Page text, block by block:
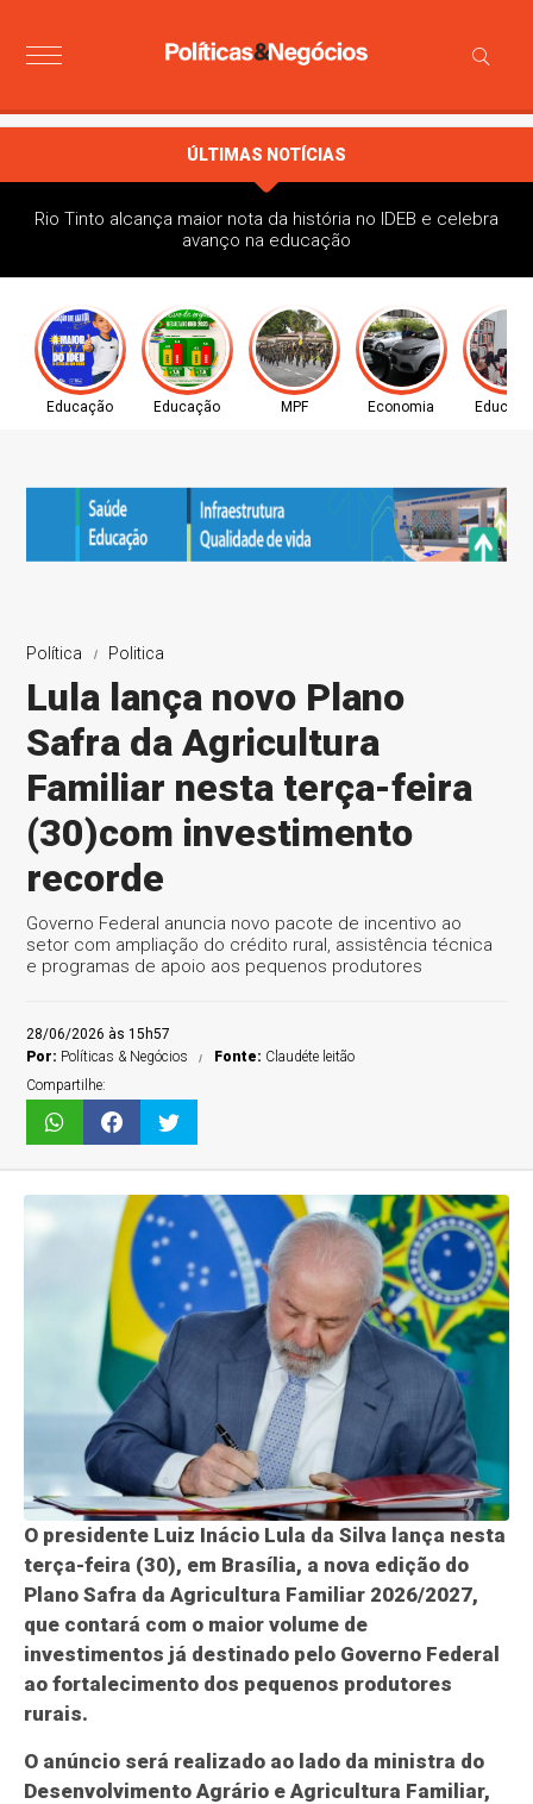
ÚLTIMAS NOTÍCIAS
Rio Tinto alcança maior nota da história no IDEB e celebra
avanço na educação
Educação Educação MPF Economia
Política Politica
Lula lança novo Plano
Safra da Agricultura
Familiar nesta terça-feira
(30)com investimento
recorde
Governo Federal anuncia novo pacote de incentivo ao
setor com ampliação do crédito rural, assistência técnica
e programas de apoio aos pequenos produtores
28/06/2026 às 15h57
Por: Políticas & Negócios Fonte: Claudéte leitão
Compartilhe:
O presidente Luiz Inácio Lula da Silva lança nesta
terça-feira (30), em Brasília, a nova edição do
Plano Safra da Agricultura Familiar 2026/2027,
que contará com o maior volume de
investimentos já destinado pelo Governo Federal
ao fortalecimento dos pequenos produtores
rurais.
O anúncio será realizado ao lado da ministra do
Desenvolvimento Agrário e Agricultura Familiar,